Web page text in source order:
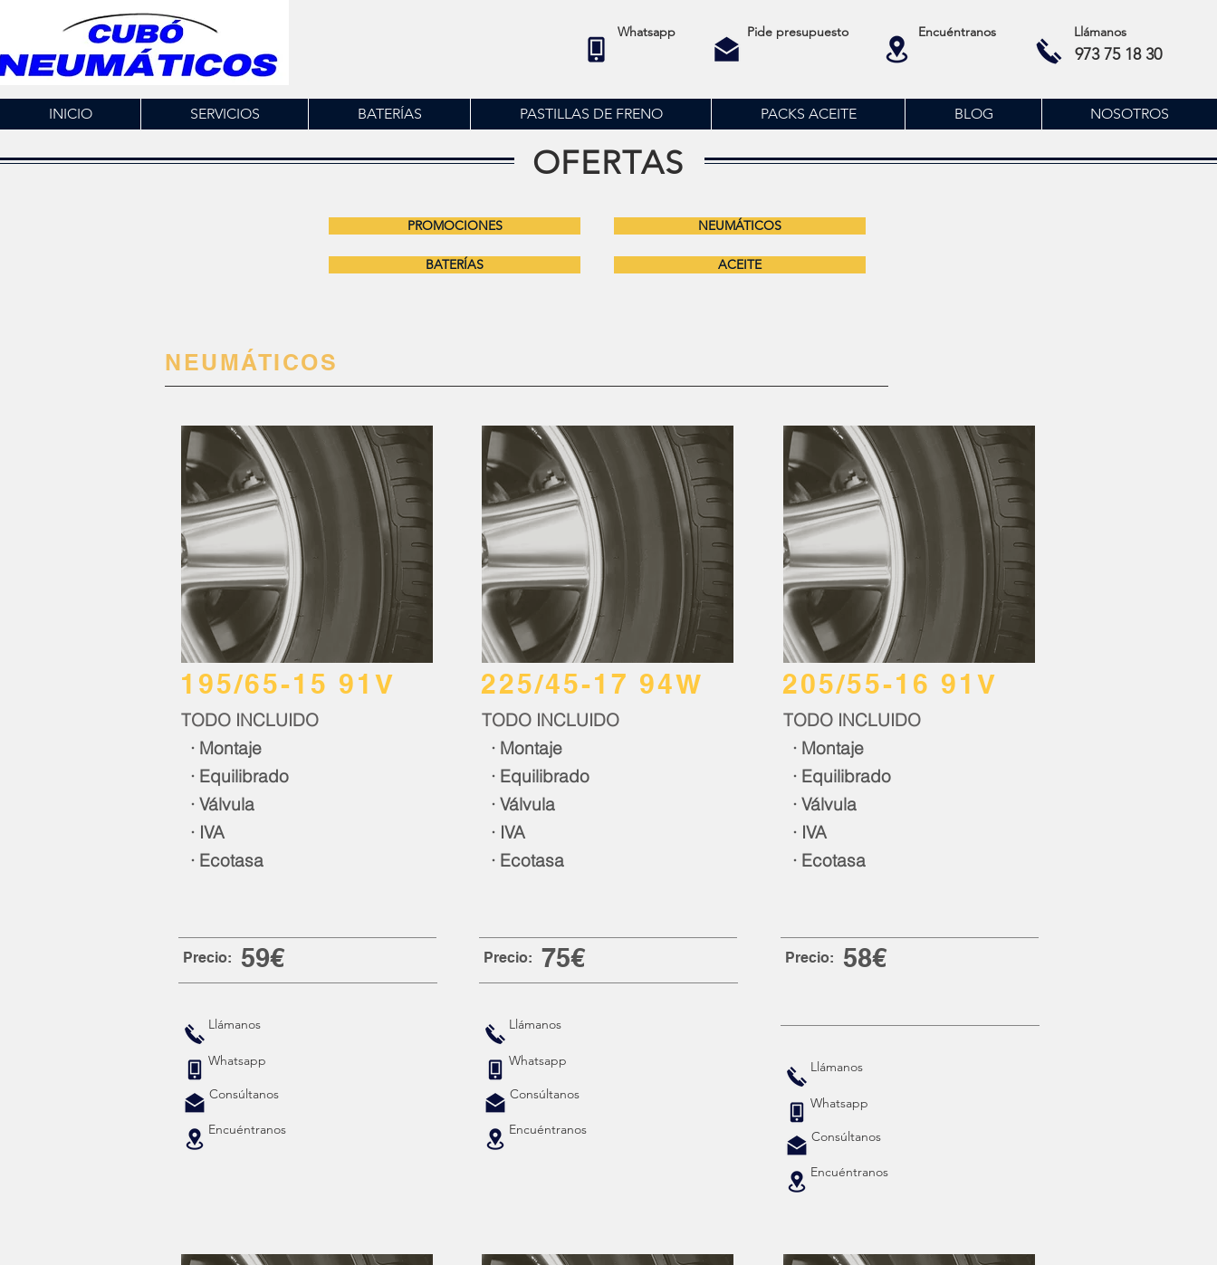
Whatsapp Pide presupuesto Encuéntranos Llámanos
973 75 18 30
INICIO SERVICIOS BATERÍAS PASTILLAS DE FRENO PACKS ACEITE BLOG NOSOTROS
OFERTAS
PROMOCIONES NEUMÁTICOS
BATERÍAS ACEITE
NEUMÁTICOS
195/65-15 91V
TODO INCLUIDO
· Montaje
· Equilibrado
· Válvula
· IVA
· Ecotasa
Precio: 59€
Llámanos
Whatsapp
Consúltanos
Encuéntranos
225/45-17 94W
TODO INCLUIDO
· Montaje
· Equilibrado
· Válvula
· IVA
· Ecotasa
Precio: 75€
Llámanos
Whatsapp
Consúltanos
Encuéntranos
205/55-16 91V
TODO INCLUIDO
· Montaje
· Equilibrado
· Válvula
· IVA
· Ecotasa
Precio: 58€
Llámanos
Whatsapp
Consúltanos
Encuéntranos